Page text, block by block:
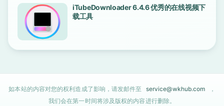
iTubeDownloader 6.4.6 优秀的在线视频下
载工具
如本站的内容对您的权利造成了影响，请发邮件至 service@wkhub.com
，
我们会在第一时间将涉及版权的内容进行删除。